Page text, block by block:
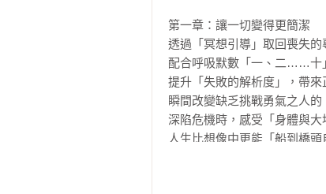
★ 總是為別人的情緒負責？
識別「過度適應」的徵兆，運
自己。
★ 連休息都覺得有罪惡感？
嘗試「三溫暖冥想」，為大
第一章：讓一切變得更簡潔
透過「冥想引導」取回喪失的
配合呼吸默數「一、二……十
提升「失敗的解析度」，帶來
瞬間改變缺乏挑戰勇氣之人的
深陷危機時，感受「身體與
人生比想像中更能「船到橋頭